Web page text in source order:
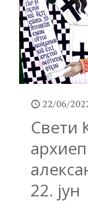
22/06/
Свети
22. јун